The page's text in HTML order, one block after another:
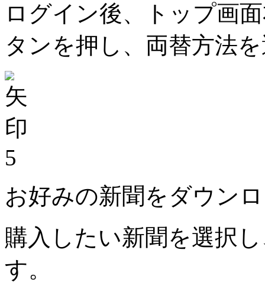
ログイン後、トップ画
タンを押し、両替方法
5
お好みの新聞をダウン
購入したい新聞を選択
す。